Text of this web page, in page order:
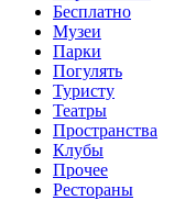
Бесплатно
Музеи
Парки
Погулять
Туристу
Театры
Пространства
Клубы
Прочее
Рестораны